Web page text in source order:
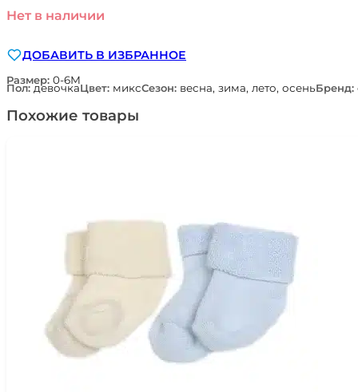
Нет в наличии
ДОБАВИТЬ В ИЗБРАННОЕ
Размер: 0-6М
Пол:девочкаЦвет: миксСезон: весна, зима, лето, осеньБренд:
Похожие товары